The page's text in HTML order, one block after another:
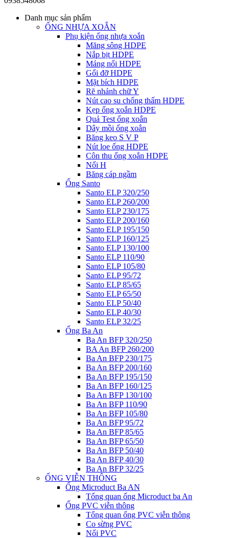
Danh mục sản phẩm
ỐNG NHỰA XOẮN
Phụ kiện ống nhựa xoắn
Măng sông HDPE
Nắp bịt HDPE
Máng nối HDPE
Gối đỡ HDPE
Mặt bích HDPE
Rẽ nhánh chữ Y
Nút cao su chống thấm HDPE
Kẹp ống xoắn HDPE
Quả Test ống xoắn
Dây mồi ống xoắn
Băng keo S V P
Nút loe ống HDPE
Côn thu ống xoắn HDPE
Nối H
Băng cáp ngầm
Ống Santo
Santo ELP 320/250
Santo ELP 260/200
Santo ELP 230/175
Santo ELP 200/160
Santo ELP 195/150
Santo ELP 160/125
Santo ELP 130/100
Santo ELP 110/90
Santo ELP 105/80
Santo ELP 95/72
Santo ELP 85/65
Santo ELP 65/50
Santo ELP 50/40
Santo ELP 40/30
Santo ELP 32/25
Ống Ba An
Ba An BFP 320/250
BA An BFP 260/200
Ba An BFP 230/175
Ba An BFP 200/160
Ba An BFP 195/150
Ba An BFP 160/125
Ba An BFP 130/100
Ba An BFP 110/90
Ba An BFP 105/80
Ba An BFP 95/72
Ba An BFP 85/65
Ba An BFP 65/50
Ba An BFP 50/40
Ba An BFP 40/30
Ba An BFP 32/25
ỐNG VIỄN THÔNG
Ống Microduct Ba AN
Tổng quan ống Microduct ba An
Ống PVC viễn thông
Tổng quan ống PVC viễn thông
Co sừng PVC
Nối PVC